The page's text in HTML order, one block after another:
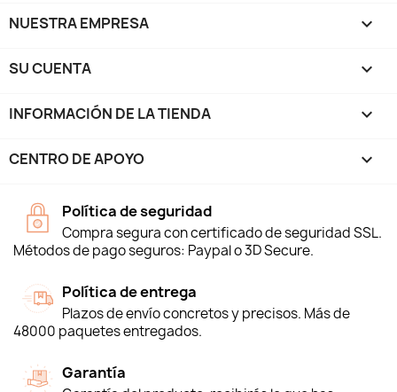
NUESTRA EMPRESA 
SU CUENTA 
INFORMACIÓN DE LA TIENDA keyboard_arrow_down
CENTRO DE APOYO 
Política de seguridad
Compra segura con certificado de seguridad SSL.
Métodos de pago seguros: Paypal o 3D Secure.
Política de entrega
Plazos de envío concretos y precisos. Más de
48000 paquetes entregados.
Garantía